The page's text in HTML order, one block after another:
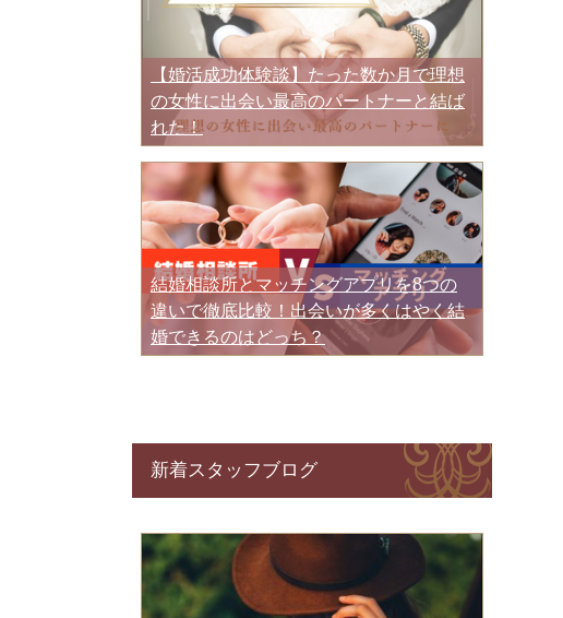
【婚活成功体験談】たった数か月で理想
の女性に出会い最高のパートナーと結ば
れた！
結婚相談所とマッチングアプリを8つの
違いで徹底比較！出会いが多くはやく結
婚できるのはどっち？
新着スタッフブログ